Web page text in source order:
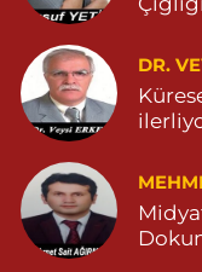
YENİ MAHALLE 3086
0 (482) 541 31 21
DR.